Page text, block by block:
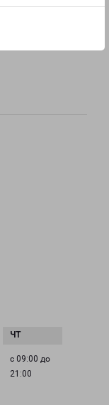
с 09:00 до
с 09:00 до
21:00